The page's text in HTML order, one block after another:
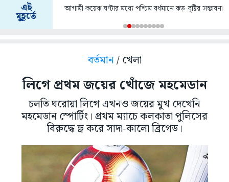
এই
মুহূর্তে
আগামী কয়েক ঘণ্টার মধ্যে পশ্চিম বর্ধমানে ঝড়-বৃষ্টির সম্ভাবনা
বর্তমান/ খেলা
লিগে প্রথম জয়ের খোঁজে মহমেডান
চলতি ঘরোয়া লিগে এখনও জয়ের মুখ দেখেনি
মহমেডান স্পোর্টিং। প্রথম ম্যাচে কলকাতা পুলিসের
বিরুদ্ধে ড্র করে সাদা-কালো ব্রিগেড।